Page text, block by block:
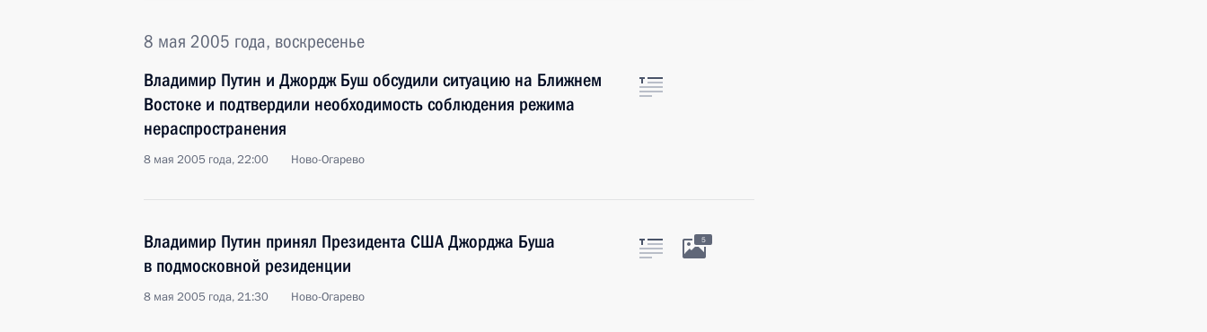
8 мая 2005 года, воскресенье
Владимир Путин и Джордж Буш обсудили ситуацию на Ближнем
Востоке и подтвердили необходимость соблюдения режима
нераспространения
8 мая 2005 года, 22:00 Ново-Огарево
Владимир Путин принял Президента США Джорджа Буша
в подмосковной резиденции
8 мая 2005 года, 21:30 Ново-Огарево
5